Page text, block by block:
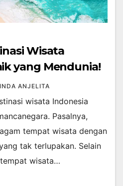
Wisata
yang Mendunia!
ANJELITA
wisata Indonesia
Pasalnya,
tempat wisata dengan
tak terlupakan. Selain
wisata…